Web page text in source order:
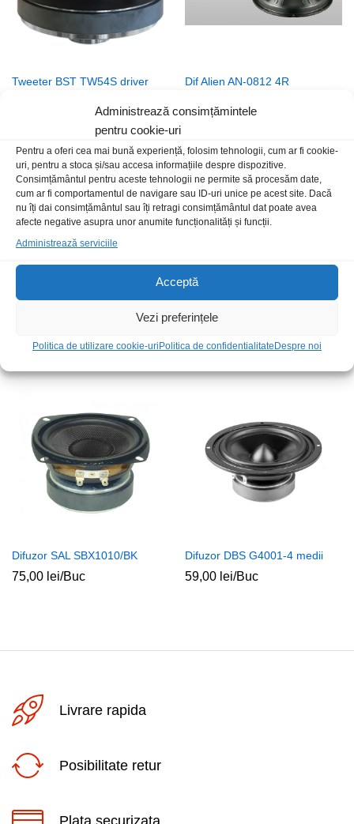
Administrează consimțămintele
pentru cookie-uri
Pentru a oferi cea mai bună experiență, folosim tehnologii, cum ar fi cookie-
uri, pentru a stoca și/sau accesa informațiile despre dispozitive.
Consimțământul pentru aceste tehnologii ne permite să procesăm date,
cum ar fi comportamentul de navigare sau ID-uri unice pe acest site. Dacă
nu îți dai consimțământul sau îți retragi consimțământul dat poate avea
afecte negative asupra unor anumite funcționalități și funcții.
Administrează serviciile
Acceptă
Vezi preferințele
Politica de utilizare cookie-uriPolitica de confidentialitateDespre noi
Tweeter BST TW54S driver Dif Alien AN-0812 4R
Stoc epuizat
Dif Alpine SWR-M100W
subwoofer marin
549,00lei/Buc
Difuzor SAL SBX1010/BK
75,00 lei/Buc
Difuzor DBS G4001-4 medii
59,00 lei/Buc
Livrare rapida
Posibilitate retur
Plata securizata